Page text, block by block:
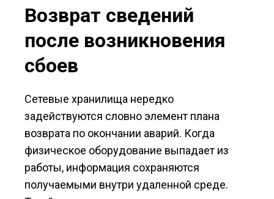
Возврат сведений
после возникновения
сбоев
Сетевые хранилища нередко
задействуются словно элемент плана
возврата по окончании аварий. Когда
физическое оборудование выпадает из
работы, информация сохраняются
получаемыми внутри удаленной среде.